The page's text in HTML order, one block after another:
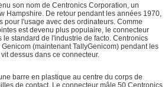
son nom de Centronics Corporation, un
Hampshire. De retour pendant les années 1970,
pour l'usage avec des ordinateurs. Comme
est devenu plus populaire, le connecteur
le standard de l'industrie de facto. Centronics
(maintenant TallyGenicom) pendant les
dessus dans ce connecteur.
barre en plastique au centre du corps de
de contact. Le connecteur mâle 50 Centronics